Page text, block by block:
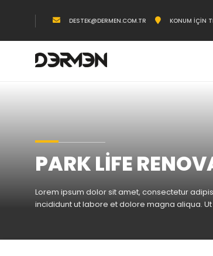
DESTEK@DERMEN.COM.TR KONUM İÇIN
PARK LIFE
Lorem ipsum dolor sit amet, consectetur
incididunt ut labore et dolore magna aliqua.